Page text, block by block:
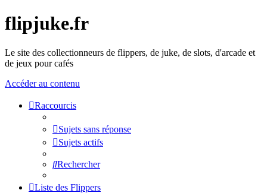
flipjuke.fr
Le site des collectionneurs de flippers, de juke, de slots, d'arcade et
de jeux pour cafés
Accéder au contenu
Raccourcis
Sujets sans réponse
Sujets actifs
Rechercher
Liste des Flippers